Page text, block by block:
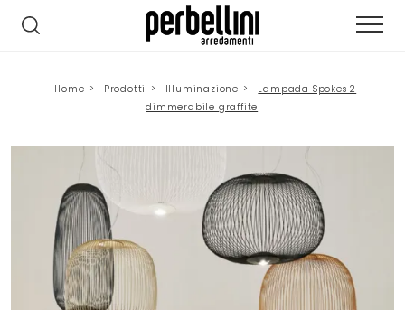
Home > Prodotti > Illuminazione >
Lampada Spokes 2
dimmerabile graffite